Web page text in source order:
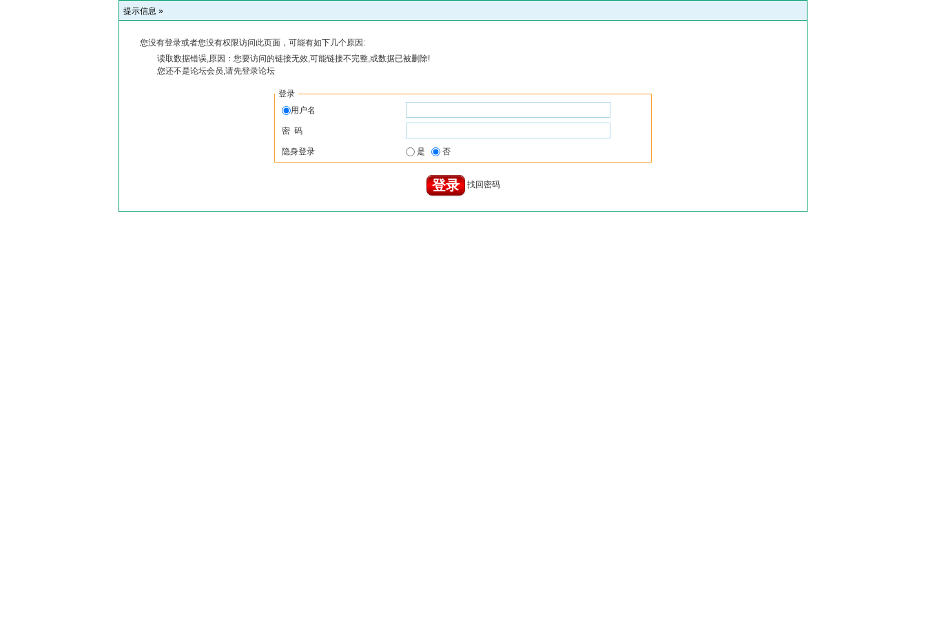
提示信息 »
您没有登录或者您没有权限访问此页面，可能有如下几个原因:
读取数据错误,原因：您要访问的链接无效,可能链接不完整,或数据已被删除!
您还不是论坛会员,请先登录论坛
登录
用户名
密 码
隐身登录 是 否
找回密码